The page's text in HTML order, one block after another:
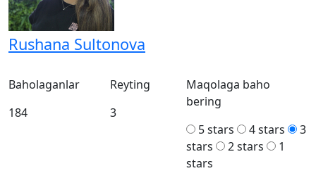
Rushana Sultonova
Baholaganlar
184
Reyting
3
Maqolaga baho
bering
5 stars
4 stars
3
stars
2 stars
1
stars